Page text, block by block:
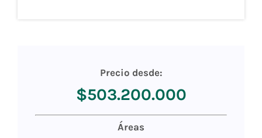
Precio desde:
$503.200.000
Áreas